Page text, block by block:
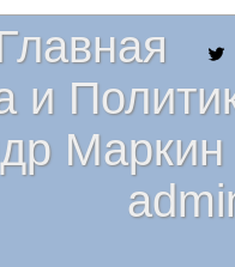
и
Маркин